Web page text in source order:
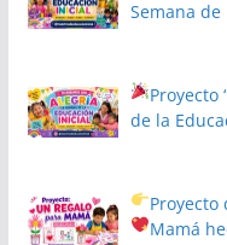
Semana de
Proyecto
de la
Proyecto
Mamá